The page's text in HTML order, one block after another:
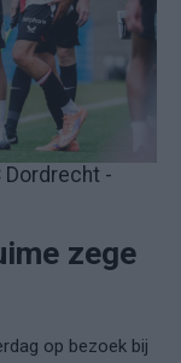
Dordrecht -
zege
op bezoek bij